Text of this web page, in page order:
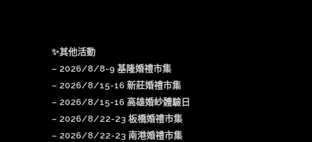
✨其他活動
– 2026/8/8-9 基隆婚禮市集
– 2026/8/15-16 新莊婚禮市集
– 2026/8/15-16 高雄婚紗體驗日
– 2026/8/22-23 板橋婚禮市集
– 2026/8/22-23 南港婚禮市集